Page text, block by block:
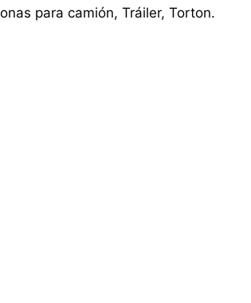
para camión, Tráiler, Torton.